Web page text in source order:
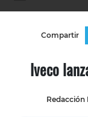
Compartir
Iveco
Redacción